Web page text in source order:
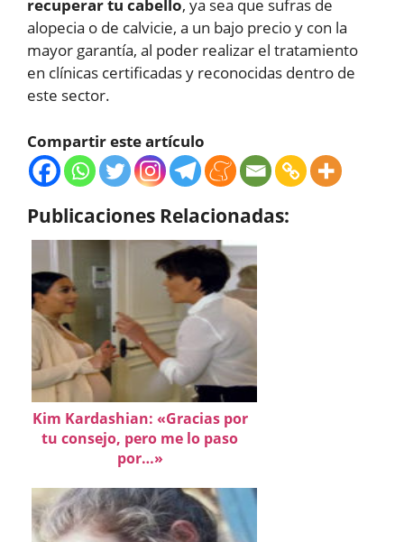
recuperar tu cabello, ya sea que sufras de
alopecia o de calvicie, a un bajo precio y con la
mayor garantía, al poder realizar el tratamiento
en clínicas certificadas y reconocidas dentro de
este sector.
Compartir este artículo
Publicaciones Relacionadas:
Kim Kardashian: «Gracias por
tu consejo, pero me lo paso
por…»